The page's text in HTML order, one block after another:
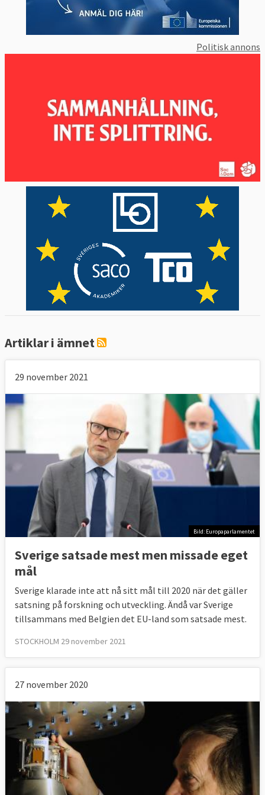
och EU ska främja utvecklingen.
Till skillnad mot föregångaren, den
misslyckade Lissabonstrategin, som hade
ekonomi med hög sysselsättning och
tillväxt har EU-kommissionen denna gång
valt en lägre profil och färre målsättningar.
Vid sidan av de gemensamma målen har EU-
länder enskilda nationella mål som varierar
ambitiösa målsättningar än andra. Se
Sveriges och EU:s läge och mål nedan.
EU2020-STRATEGINS FEM MÅL:
Målen, som är frivilliga och inte juridiskt
bindande för medlemsländerna, fastställdes
av Europeiska rådet i juni 2010 och ska vara
1. Sysselsättning
EU-ländernas gemensamma mål är att
minst 75 procent av alla mellan 20 och 64 år
Sveriges
läge
Sveriges
EU-mål
Sysselsättningsgraden
för personer 20-64 år
2019: 82,1
procent
Över 80
procent
Källa Eurostat
2. Forskning och utveckling
EU-ländernas gemensamma mål är att
minst tre procent av EU:s BNP ska
investeras i forskning och utveckling, FoU.
Sveriges Sveriges
Forskning och
utvecklings andel av
BNP
2020: 3,5
procent
4 procent
Källa:Eurostat, november 2021 .
Politisk annons
Artiklar i ämnet
29 november 2021
Bild: Europaparlamentet
Sverige satsade mest men missade eget
mål
Sverige klarade inte att nå sitt mål till 2020 när det gäller
satsning på forskning och utveckling. Ändå var Sverige
tillsammans med Belgien det EU-land som satsade mest.
STOCKHOLM 29 november 2021
27 november 2020